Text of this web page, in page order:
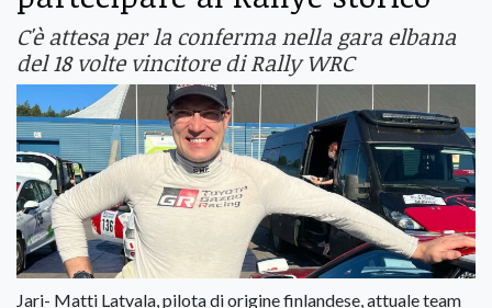
C'è attesa per la conferma nella gara elbana
del 18 volte vincitore di Rally WRC
Jari- Matti Latvala, pilota di origine finlandese, attuale team